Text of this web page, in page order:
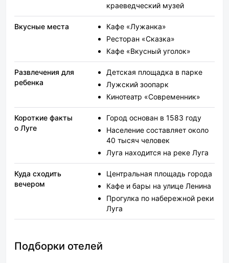
краеведческий музей
Вкусные места
Кафе «Лужанка»
Ресторан «Сказка»
Кафе «Вкусный уголок»
Развлечения для
ребенка
Детская площадка в парке
Лужский зоопарк
Кинотеатр «Современник»
Короткие факты
о Луге
Город основан в 1583 году
Население составляет около
40 тысяч человек
Луга находится на реке Луга
Куда сходить
вечером
Центральная площадь города
Кафе и бары на улице Ленина
Прогулка по набережной реки
Луга
Подборки отелей